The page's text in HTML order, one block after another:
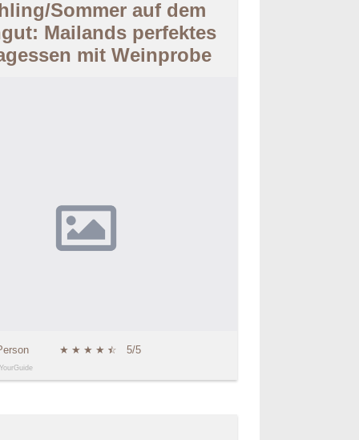
Sommer auf dem
Mailands perfektes
mit Weinprobe
★ ★ ★ ★ ★
☆ 5/5